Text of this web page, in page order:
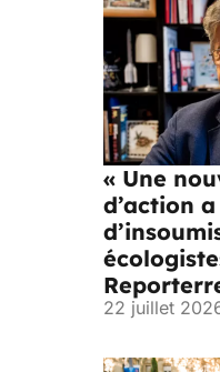
« Une
d’action
22 juillet